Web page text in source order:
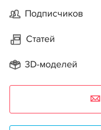
Подписчиков
Статей
3D-моделей